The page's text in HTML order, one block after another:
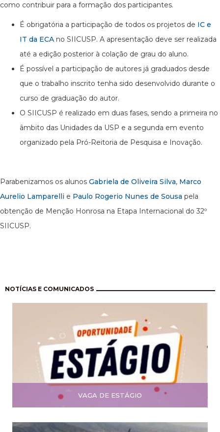
como contribuir para a formação dos participantes.
É obrigatória a participação de todos os projetos de IC e
IT da ECA no SIICUSP. A apresentação deve ser realizada
até a edição posterior à colação de grau do aluno.
É possível a participação de autores já graduados desde
que o trabalho inscrito tenha sido desenvolvido durante o
curso de graduação do autor.
O SIICUSP é realizado em duas fases, sendo a primeira no
âmbito das Unidades da USP e a segunda em evento
organizado pela Pró-Reitoria de Pesquisa e Inovação.
Parabenizamos os alunos Gabriela de Oliveira Silva, Marco
Aurelio Lamparelli e Paulo Rogerio Nunes de Sousa pela
obtenção de Menção Honrosa na Etapa Internacional do 32º
SIICUSP.
NOTÍCIAS E COMUNICADOS
VAGA DE ESTÁGIO
Paginação